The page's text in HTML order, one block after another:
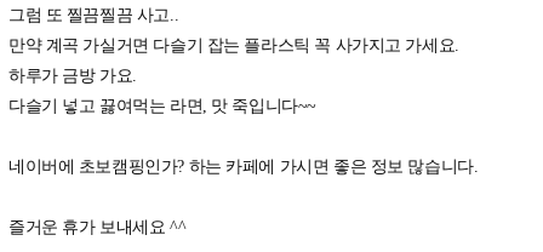
그럼 또 찔끔찔끔 사고..
만약 계곡 가실거면 다슬기 잡는 플라스틱 꼭 사가지고 가세요.
하루가 금방 가요.
다슬기 넣고 끓여먹는 라면, 맛 죽입니다~~
네이버에 초보캠핑인가? 하는 카페에 가시면 좋은 정보 많습니다.
즐거운 휴가 보내세요 ^^